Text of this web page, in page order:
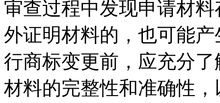
审查过程中发现申请材
外证明材料的，也可能
行商标变更前，应充分
材料的完整性和准确性